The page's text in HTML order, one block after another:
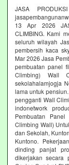
JASA
13 Apr 2026
CLIMBING. Kami
seluruh wilayah
pembersih kaca
Mar 2026 Jasa
pembuatan panel
Climbing) Wall
sekolahalamjogja
lama untuk
pengganti Wall
indonetwork
Pembuatan
Climbing Wall)
dan Sekolah,
Kuntono.
dinding panjat
dikerjakan secara